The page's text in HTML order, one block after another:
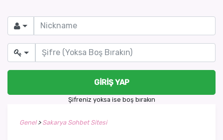
GIRIŞ YAP
Şifreniz yoksa ise boş bırakın
Genel> Sakarya Sohbet Sitesi